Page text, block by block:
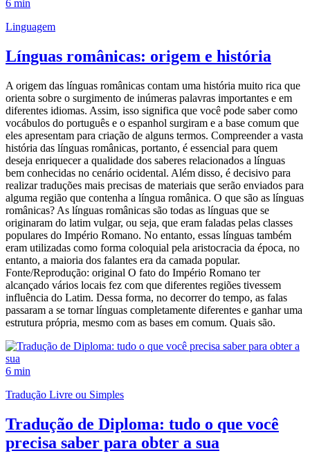
6 min
Linguagem
Línguas românicas: origem e história
A origem das línguas românicas contam uma história muito rica que
orienta sobre o surgimento de inúmeras palavras importantes e em
diferentes idiomas. Assim, isso significa que você pode saber como
vocábulos do português e o espanhol surgiram e a base comum que
eles apresentam para criação de alguns termos. Compreender a vasta
história das línguas românicas, portanto, é essencial para quem
deseja enriquecer a qualidade dos saberes relacionados a línguas
bem conhecidas no cenário ocidental. Além disso, é decisivo para
realizar traduções mais precisas de materiais que serão enviados para
alguma região que contenha a língua românica. O que são as línguas
românicas? As línguas românicas são todas as línguas que se
originaram do latim vulgar, ou seja, que eram faladas pelas classes
populares do Império Romano. No entanto, essas línguas também
eram utilizadas como forma coloquial pela aristocracia da época, no
entanto, a maioria dos falantes era da camada popular.
Fonte/Reprodução: original O fato do Império Romano ter
alcançado vários locais fez com que diferentes regiões tivessem
influência do Latim. Dessa forma, no decorrer do tempo, as falas
passaram a se tornar línguas completamente diferentes e ganhar uma
estrutura própria, mesmo com as bases em comum. Quais são.
6 min
Tradução Livre ou Simples
Tradução de Diploma: tudo o que você
precisa saber para obter a sua